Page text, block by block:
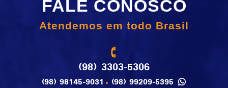
FALE CONOSCO
Atendemos em todo Brasil
(98) 3303-5306
(98) 98145-9031 (98) 99209-5395